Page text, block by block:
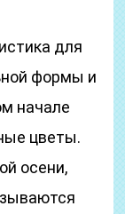
для
формы и
начале
цветы.
осени,